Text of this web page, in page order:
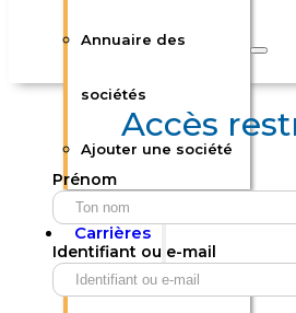
Rechercher
Rechercher
Votre panier est vide.
Boutique
Annuaire des
sociétés
Ajouter une société
Carrières
Accès
Prénom
Identifiant ou e-mail